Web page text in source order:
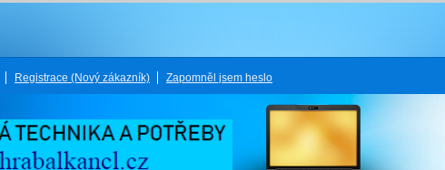
Registrace (Nový zákazník) Zapomněl jsem heslo